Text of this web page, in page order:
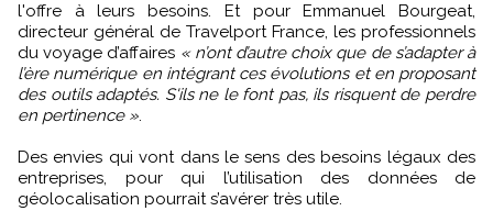
l'offre à leurs besoins. Et pour Emmanuel Bourgeat,
directeur général de Travelport France, les professionnels
du voyage d’affaires « n’ont d’autre choix que de s’adapter à
l’ère numérique en intégrant ces évolutions et en proposant
des outils adaptés. S'ils ne le font pas, ils risquent de perdre
en pertinence ».
Des envies qui vont dans le sens des besoins légaux des
entreprises, pour qui l’utilisation des données de
géolocalisation pourrait s’avérer très utile.